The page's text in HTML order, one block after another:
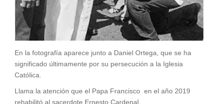
En la fotografía aparece junto a Daniel Ortega, que se ha
significado últimamente por su persecución a la Iglesia
Católica.
Llama la atención que el Papa Francisco en el año 2019
rehabilitó al sacerdote Ernesto Cardenal.